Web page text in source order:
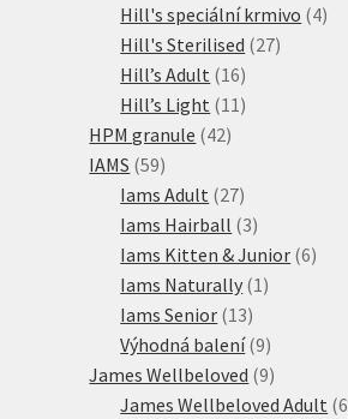
produktů
Hill's speciální krmivo 44
Hill's Sterilised 2727
Hill’s Adult 1616
produktů
Hill’s Light 1111
HPM granule 4242
IAMS 5959
produktů
Iams Adult 2727
produktů
Iams Hairball 33
produkty
Iams Kitten & Junior 66
Iams Naturally 11
Iams Senior 1313
produktů
Výhodná balení 99
produktů
James Wellbeloved 99
produktů
James Wellbeloved Adult 6